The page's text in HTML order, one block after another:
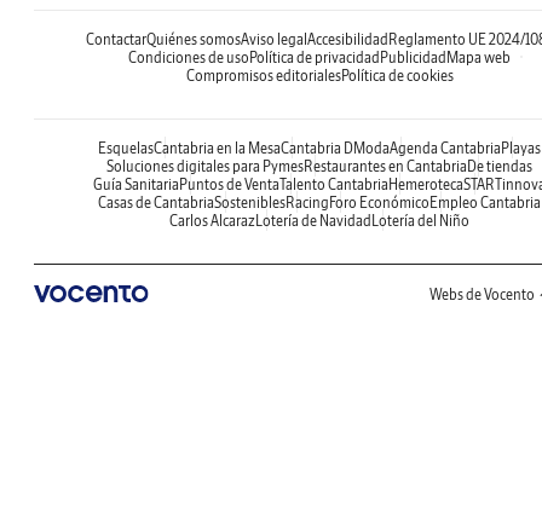
ContactarQuiénes somosAviso legalAccesibilidadReglamento UE 2024/
Condiciones de usoPolítica de privacidadPublicidadMapa web
Compromisos editorialesPolítica de cookies
EsquelasCantabria en la MesaCantabria DModaAgenda CantabriaPlayas
Soluciones digitales para PymesRestaurantes en CantabriaDe tiendas
Guía SanitariaPuntos de VentaTalento CantabriaHemeroteca
Casas de CantabriaSosteniblesRacingForo EconómicoEmpleo Cantabria
Carlos AlcarazLotería de NavidadLotería del Niño
Webs de Vocento